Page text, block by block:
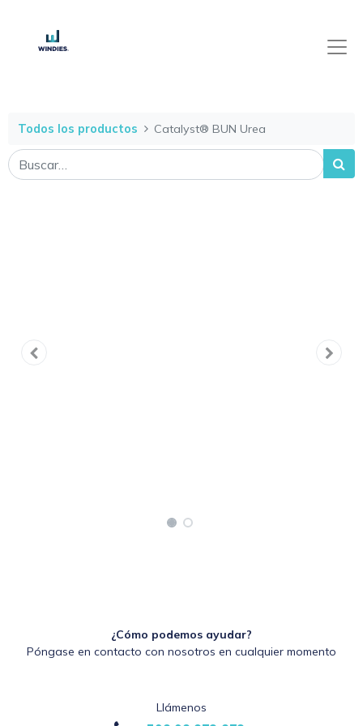
Todos los productos Catalyst® BUN Urea
¿Cómo podemos ayudar?
Póngase en contacto con nosotros en cualquier momento
Llámenos